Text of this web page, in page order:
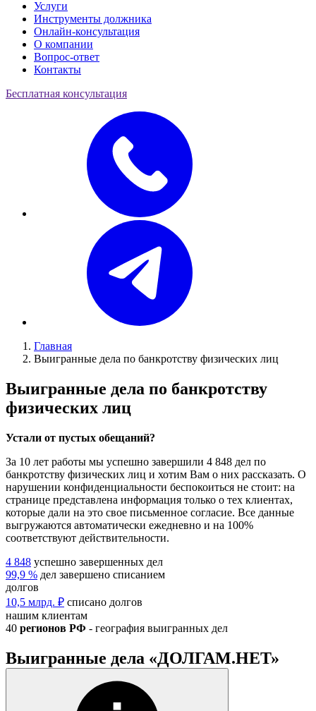
Услуги
Инструменты должника
Онлайн-консультация
О компании
Вопрос-ответ
Контакты
Бесплатная консультация
Главная
Выигранные дела по банкротству физических лиц
Выигранные дела по банкротству
физических лиц
Устали от пустых обещаний?
За 10 лет работы мы успешно завершили 4 848 дел по
банкротству физических лиц и хотим Вам о них рассказать. О
нарушении конфиденциальности беспокоиться не стоит: на
странице представлена информация только о тех клиентах,
которые дали на это свое письменное согласие. Все данные
выгружаются автоматически ежедневно и на 100%
соответствуют действительности.
4 848 успешно завершенных дел
99,9 % дел завершено списанием
долгов
10,5 млрд. ₽ списано долгов
нашим клиентам
40 регионов РФ - география выигранных дел
Выигранные дела «ДОЛГАМ.НЕТ»